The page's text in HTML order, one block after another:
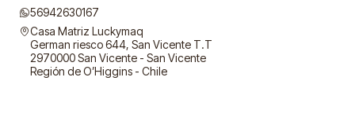
56942630167
Casa Matriz Luckymaq
German riesco 644, San Vicente T.T
2970000 San Vicente - San Vicente
Región de O’Higgins - Chile